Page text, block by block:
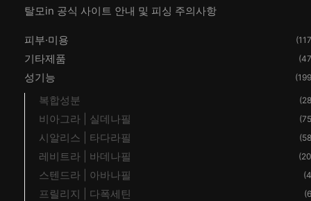
탈모in 공식 사이트 안내 및 피싱 주의사항
피부·미용
기타제품
성기능
복합성분
비아그라 | 실데나필
시알리스 | 타다라필
레비트라 | 바데나필
스텐드라 | 아바나필
프릴리지 | 다폭세틴